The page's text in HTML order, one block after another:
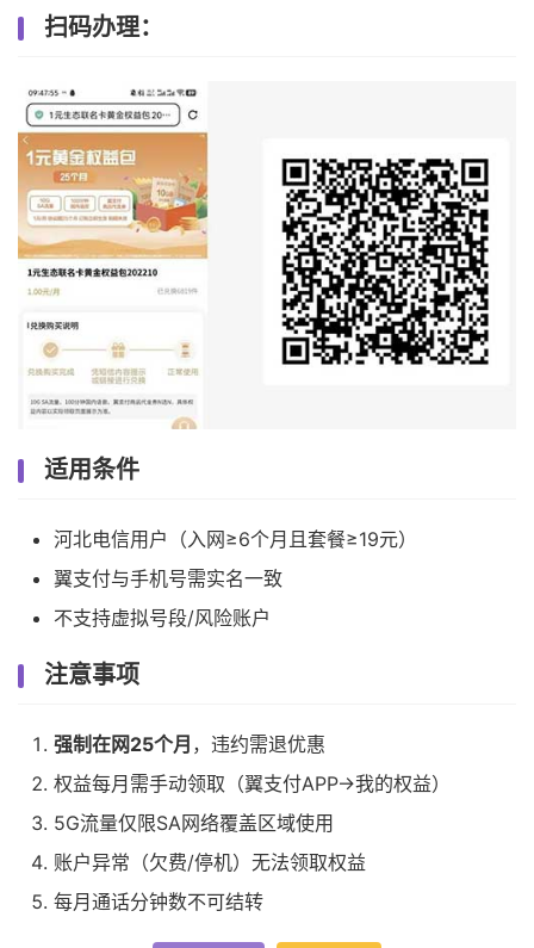
扫码办理：
适用条件
河北电信用户（入网≥6个月且套餐≥19元）
翼支付与手机号需实名一致
不支持虚拟号段/风险账户
注意事项
强制在网25个月 ，违约需退优惠
权益每月需手动领取（翼支付APP→我的权益）
5G流量仅限SA网络覆盖区域使用
账户异常（欠费/停机）无法领取权益
每月通话分钟数不可结转